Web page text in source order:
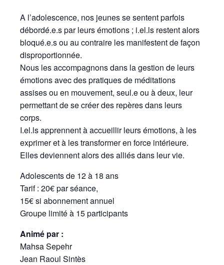
A l’adolescence, nos jeunes se sentent parfois
débordé.e.s par leurs émotions ; i.el.ls restent alors
bloqué.e.s ou au contraire les manifestent de façon
disproportionnée.
Nous les accompagnons dans la gestion de leurs
émotions avec des pratiques de méditations
assises ou en mouvement, seul.e ou à deux, leur
permettant de se créer des repères dans leurs
corps.
I.el.ls apprennent à accueillir leurs émotions, à les
exprimer et à les transformer en force intérieure.
Elles deviennent alors des alliés dans leur vie.
Adolescents de 12 à 18 ans
Tarif : 20€ par séance,
15€ si abonnement annuel
Groupe limité à 15 participants
Animé par :
Mahsa Sepehr
Jean Raoul Sintès